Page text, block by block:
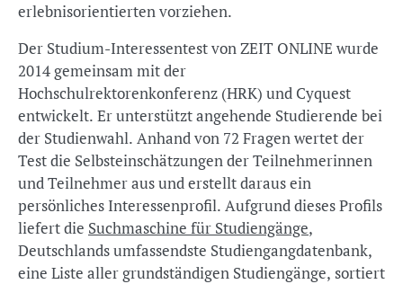
erlebnisorientierten vorziehen.
Der Studium-Interessentest von ZEIT ONLINE wurde
2014 gemeinsam mit der
Hochschulrektorenkonferenz (HRK) und Cyquest
entwickelt. Er unterstützt angehende Studierende bei
der Studienwahl. Anhand von 72 Fragen wertet der
Test die Selbsteinschätzungen der Teilnehmerinnen
und Teilnehmer aus und erstellt daraus ein
persönliches Interessenprofil. Aufgrund dieses Profils
liefert die Suchmaschine für Studiengänge,
Deutschlands umfassendste Studiengangdatenbank,
eine Liste aller grundständigen Studiengänge, sortiert